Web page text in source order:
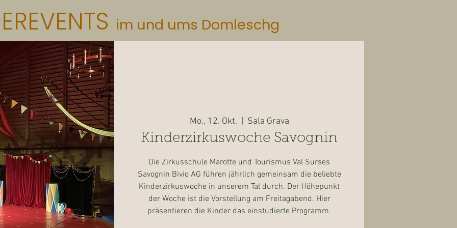
im und ums Domleschg
Mo., 12. Okt. Sala Grava
Kinderzirkuswoche Savognin
Die Zirkusschule Marotte und Tourismus Val Surses
Savognin Bivio AG führen jährlich gemeinsam die beliebte
Kinderzirkuswoche in unserem Tal durch. Der Höhepunkt
der Woche ist die Vorstellung am Freitagabend. Hier
präsentieren die Kinder das einstudierte Programm.